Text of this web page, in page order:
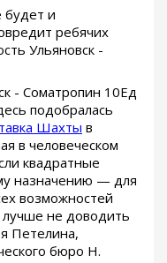
будет и
ребячих
Ульяновск -
- Cоматропин 10Ед
подобралась
Шахты в
в человеческом
квадратные
назначению — для
возможностей
лучше не доводить
Петелина,
бюро Н.